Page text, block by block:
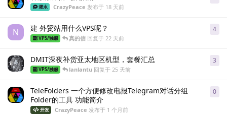
灌水 CrazyPeace 发布于 18 天前
N 建 外贸站用什么VPS呢？
VPS/独服 真的信 回复于22 天前
4
DMIT深夜补货亚太地区机型，套餐汇总
VPS/独服 lanlantu 回复于25 天前
3
TeleFolders 一个方便修改电报Telegram对话分组
Folder的工具 功能简介
开发 CrazyPeace 发布于 1 个月前
0